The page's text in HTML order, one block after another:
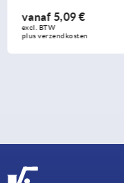
vanaf2,68 €
excl. BTW
plus verzendkosten